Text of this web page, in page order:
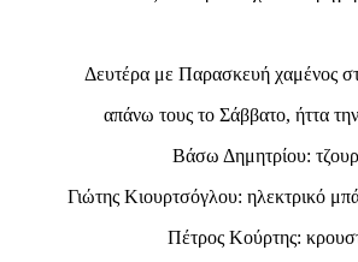
Δευτέρα με Παρασκευή χαμένος
απάνω τους το Σάββατο, ήττα
Βάσω Δημητρίου:
Γιώτης Κιουρτσόγλου: ηλεκτρικό
Πέτρος Κούρτης: